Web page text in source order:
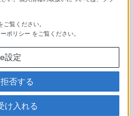
ご覧ください。
ポリシー をご覧ください。
設定
否する
け入れる